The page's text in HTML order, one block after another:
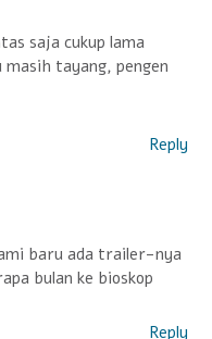
saja cukup lama
tayang, pengen
Reply
baru ada trailer-nya
bulan ke bioskop
Reply